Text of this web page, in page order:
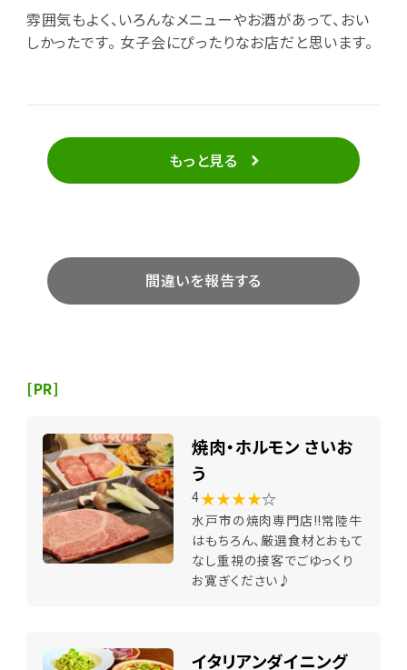
雰囲気もよく、いろんなメニューやお酒があって、おい
しかったです。 女子会にぴったりなお店だと思います。
もっと見る
間違いを報告する
[PR]
焼肉・ホルモン さいお
う
4★★★★☆
水戸市の焼肉専門店!!常陸牛
はもちろん、厳選食材とおもて
なし重視の接客でごゆっくり
お寛ぎください♪
イタリアンダイニング